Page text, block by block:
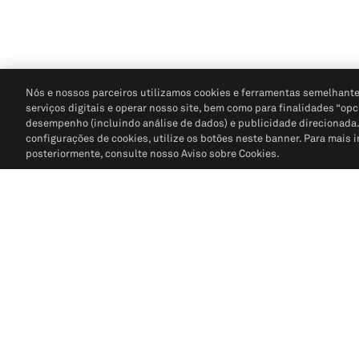
Nós e nossos parceiros utilizamos cookies e ferramentas
serviços digitais e operar nosso site, bem como para finalidades
desempenho (incluindo análise de dados) e publicidade
configurações de cookies, utilize os botões neste banner. Para mais
posteriormente, consulte nosso Aviso sobre Cookies.